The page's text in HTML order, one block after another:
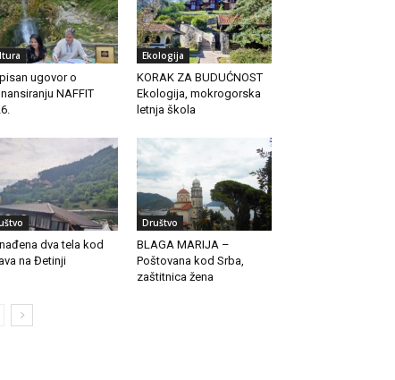
ugovor o
NAFFIT
Ekologija
KORAK ZA BUDUĆNOST
Ekologija, mokrogorska
letnja škola
dva tela kod
na Đetinji
Društvo
BLAGA MARIJA –
Poštovana kod Srba,
zaštitnica žena